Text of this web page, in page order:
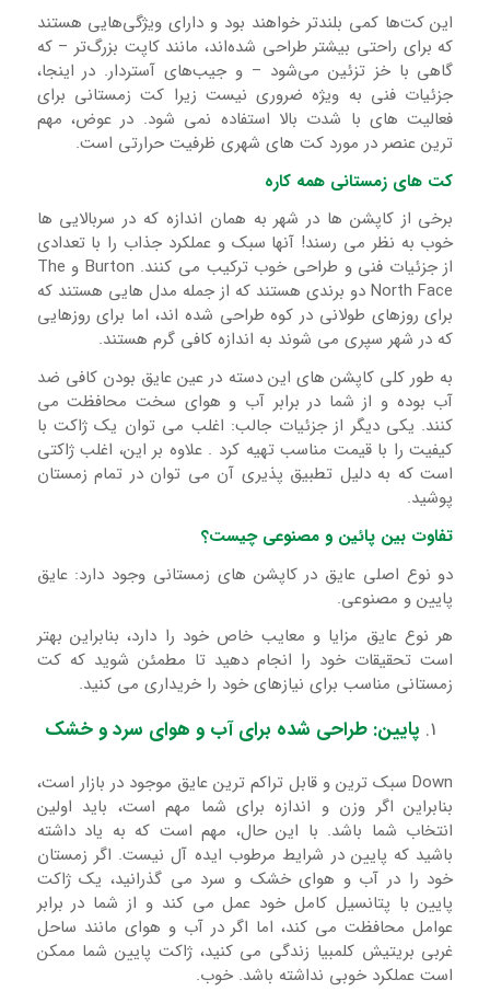
این کت‌ها کمی بلندتر خواهند بود و دارای ویژگی‌هایی هستند
که برای راحتی بیشتر طراحی شده‌اند، مانند کاپت بزرگ‌تر – که
گاهی با خز تزئین می‌شود – و جیب‌های آستردار. در اینجا،
جزئیات فنی به ویژه ضروری نیست زیرا کت زمستانی برای
فعالیت های با شدت بالا استفاده نمی شود. در عوض، مهم
ترین عنصر در مورد کت های شهری ظرفیت حرارتی است.
کت های زمستانی همه کاره
برخی از کاپشن ها در شهر به همان اندازه که در سربالایی ها
خوب به نظر می رسند! آنها سبک و عملکرد جذاب را با تعدادی
از جزئیات فنی و طراحی خوب ترکیب می کنند. Burton و The
North Face دو برندی هستند که از جمله مدل هایی هستند که
برای روزهای طولانی در کوه طراحی شده اند، اما برای روزهایی
که در شهر سپری می شوند به اندازه کافی گرم هستند.
به طور کلی کاپشن های این دسته در عین عایق بودن کافی ضد
آب بوده و از شما در برابر آب و هوای سخت محافظت می
کنند. یکی دیگر از جزئیات جالب: اغلب می توان یک ژاکت با
کیفیت را با قیمت مناسب تهیه کرد . علاوه بر این، اغلب ژاکتی
است که به دلیل تطبیق پذیری آن می توان در تمام زمستان
پوشید.
تفاوت بین پائین و مصنوعی چیست؟
دو نوع اصلی عایق در کاپشن های زمستانی وجود دارد: عایق
پایین و مصنوعی.
هر نوع عایق مزایا و معایب خاص خود را دارد، بنابراین بهتر
است تحقیقات خود را انجام دهید تا مطمئن شوید که کت
زمستانی مناسب برای نیازهای خود را خریداری می کنید.
پایین: طراحی شده برای آب و هوای سرد و خشک
Down سبک ترین و قابل تراکم ترین عایق موجود در بازار است،
بنابراین اگر وزن و اندازه برای شما مهم است، باید اولین
انتخاب شما باشد. با این حال، مهم است که به یاد داشته
باشید که پایین در شرایط مرطوب ایده آل نیست. اگر زمستان
خود را در آب و هوای خشک و سرد می گذرانید، یک ژاکت
پایین با پتانسیل کامل خود عمل می کند و از شما در برابر
عوامل محافظت می کند، اما اگر در آب و هوای مانند ساحل
غربی بریتیش کلمبیا زندگی می کنید، ژاکت پایین شما ممکن
است عملکرد خوبی نداشته باشد. خوب.